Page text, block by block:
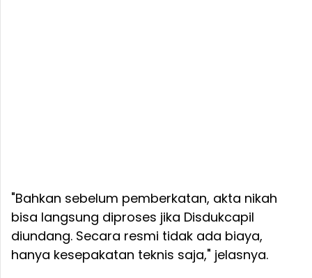
"Bahkan sebelum pemberkatan, akta nikah
bisa langsung diproses jika Disdukcapil
diundang. Secara resmi tidak ada biaya,
hanya kesepakatan teknis saja," jelasnya.